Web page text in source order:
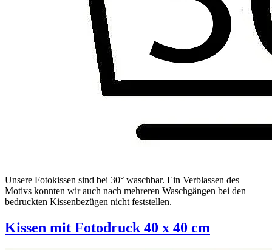
Unsere Fotokissen sind bei 30° waschbar. Ein Verblassen des
Motivs konnten wir auch nach mehreren Waschgängen bei den
bedruckten Kissenbezügen nicht feststellen.
Kissen mit Fotodruck 40 x 40 cm